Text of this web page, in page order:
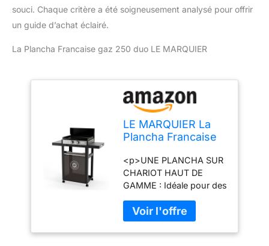
souci. Chaque critère a été soigneusement analysé pour offrir
un guide d’achat éclairé.
La Plancha Francaise gaz 250 duo LE MARQUIER
LE MARQUIER La
Plancha Francaise
Edition (Chariot Et
Couvercle Inclus)
<p>UNE PLANCHA SUR
CHARIOT HAUT DE
GAMME : Idéale pour des
savoureuses, cette
plancha gaz avec plaque
de cuisson en fonte est